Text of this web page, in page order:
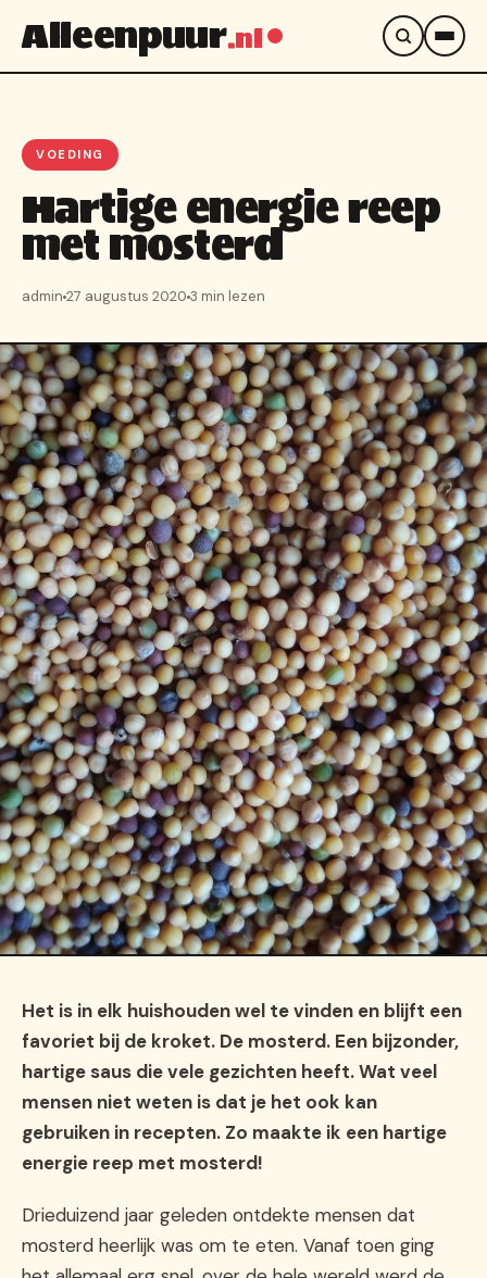
Alleenpuur.nl
VOEDING
Hartige energie reep
met mosterd
admin 27 augustus 2020 3 min lezen
Het is in elk huishouden wel te vinden en blijft een
favoriet bij de kroket. De mosterd. Een bijzonder,
hartige saus die vele gezichten heeft. Wat veel
mensen niet weten is dat je het ook kan
gebruiken in recepten. Zo maakte ik een hartige
energie reep met mosterd!
Drieduizend jaar geleden ontdekte mensen dat
mosterd heerlijk was om te eten. Vanaf toen ging